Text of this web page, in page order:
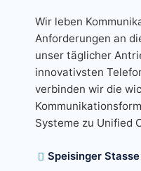
Wir leben
Anforderungen an
unser täglicher
innovativsten
verbinden wir die
Systeme zu Unified
Speisinger